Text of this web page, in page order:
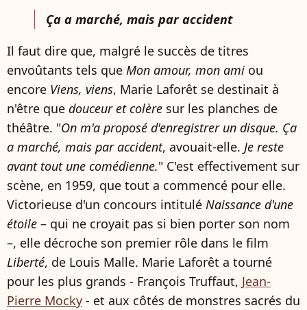
Ça a marché, mais par accident
Il faut dire que, malgré le succès de titres
envoûtants tels que Mon amour, mon ami ou
encore Viens, viens, Marie Laforêt se destinait à
n'être que douceur et colère sur les planches de
théâtre. "On m'a proposé d'enregistrer un disque. Ça
a marché, mais par accident, avouait-elle. Je reste
avant tout une comédienne." C'est effectivement sur
scène, en 1959, que tout a commencé pour elle.
Victorieuse d'un concours intitulé Naissance d'une
étoile – qui ne croyait pas si bien porter son nom
–, elle décroche son premier rôle dans le film
Liberté, de Louis Malle. Marie Laforêt a tourné
pour les plus grands - François Truffaut, Jean-
Pierre Mocky - et aux côtés de monstres sacrés du